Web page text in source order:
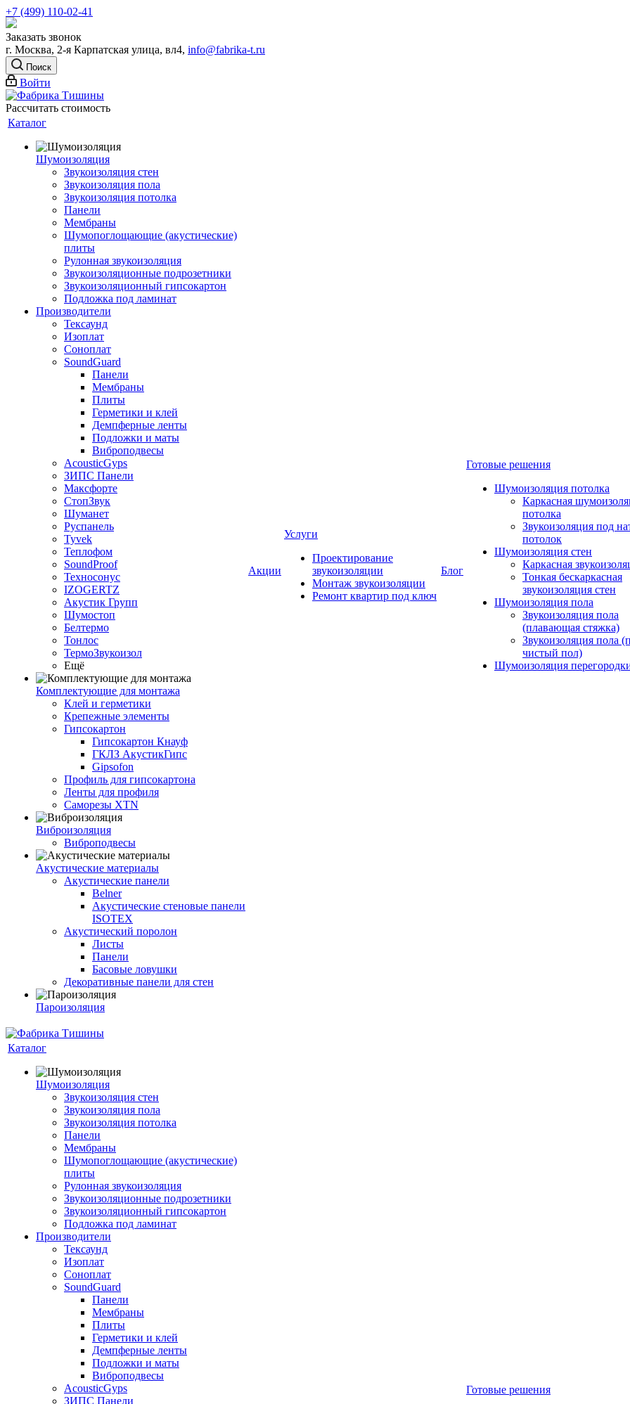
+7 (499) 110-02-41
Заказать звонок
г. Москва, 2-я Карпатская улица, вл4, info@fabrika-t.ru
Поиск
Войти
Рассчитать стоимость
Каталог
Шумоизоляция
Звукоизоляция стен
Звукоизоляция пола
Звукоизоляция потолка
Панели
Мембраны
Шумопоглощающие (акустические)
плиты
Рулонная звукоизоляция
Звукоизоляционные подрозетники
Звукоизоляционный гипсокартон
Подложка под ламинат
Производители
Тексаунд
Изоплат
Соноплат
SoundGuard
Панели
Мембраны
Плиты
Герметики и клей
Демпферные ленты
Подложки и маты
Виброподвесы
AcousticGyps
ЗИПС Панели
Максфорте
СтопЗвук
Шуманет
Руспанель
Tyvek
Теплофом
SoundProof
Техносонус
IZOGERTZ
Акустик Групп
Шумостоп
Белтермо
Тонлос
ТермоЗвукоизол
Ещё
Комплектующие для монтажа
Клей и герметики
Крепежные элементы
Гипсокартон
Гипсокартон Кнауф
ГКЛЗ АкустикГипс
Gipsofon
Профиль для гипсокартона
Ленты для профиля
Саморезы XTN
Виброизоляция
Виброподвесы
Акустические материалы
Акустические панели
Belner
Акустические стеновые панели
ISOTEX
Акустический поролон
Листы
Панели
Басовые ловушки
Декоративные панели для стен
Пароизоляция
Акции
Услуги
Проектирование
звукоизоляции
Монтаж звукоизоляции
Ремонт квартир под ключ
Блог
Готовые решения
Шумоизоляция потолка
Каркасная
потолка
Звукоизоляция под
потолок
Шумоизоляция стен
Каркасная
Тонкая бескаркасная
звукоизоляция стен
Шумоизоляция пола
Звукоизоляция пола
(плавающая стяжка)
Звукоизоляция пола
чистый пол)
Шумоизоляция
Каталог
Шумоизоляция
Звукоизоляция стен
Звукоизоляция пола
Звукоизоляция потолка
Панели
Мембраны
Шумопоглощающие (акустические)
плиты
Рулонная звукоизоляция
Звукоизоляционные подрозетники
Звукоизоляционный гипсокартон
Подложка под ламинат
Производители
Тексаунд
Изоплат
Соноплат
SoundGuard
Панели
Мембраны
Плиты
Герметики и клей
Демпферные ленты
Подложки и маты
Виброподвесы
AcousticGyps
ЗИПС Панели
Готовые решения